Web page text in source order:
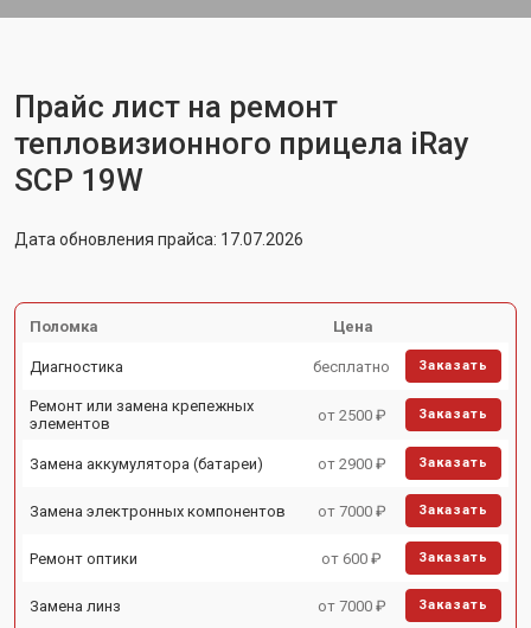
Прайс лист на ремонт
тепловизионного прицела iRay
SCP 19W
Дата обновления прайса: 17.07.2026
Поломка Цена
Диагностика бесплатно Заказать
Ремонт или замена крепежных
элементов
от 2500 ₽ Заказать
Замена аккумулятора (батареи) от 2900 ₽ Заказать
Замена электронных компонентов от 7000 ₽ Заказать
Ремонт оптики от 600 ₽ Заказать
Замена линз от 7000 ₽ Заказать